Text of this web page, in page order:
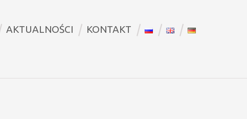
AKTUALNOŚCI KONTAKT